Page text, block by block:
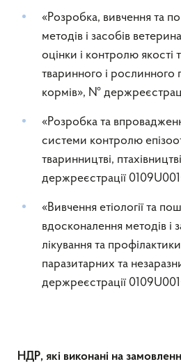
«Розробка, вивчення та
методів і засобів
оцінки і контролю якості
тваринного і рослинного
кормів», №
«Розробка та
системи контролю
тваринництві,
держреєстрації
«Вивчення етіології та
вдосконалення методів і
лікування та
паразитарних та
держреєстрації
НДР, які виконані на